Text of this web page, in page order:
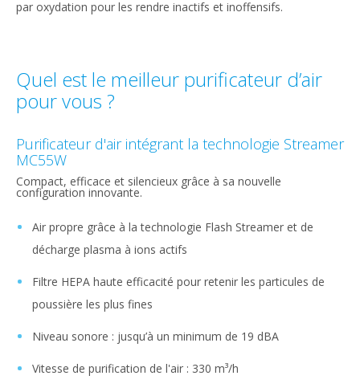
par oxydation pour les rendre inactifs et inoffensifs.
Quel est le meilleur purificateur d’air
pour vous ?
Purificateur d'air intégrant la technologie Streamer
MC55W
Compact, efficace et silencieux grâce à sa nouvelle
configuration innovante.
Air propre grâce à la technologie Flash Streamer et de
décharge plasma à ions actifs
Filtre HEPA haute efficacité pour retenir les particules de
poussière les plus fines
Niveau sonore : jusqu’à un minimum de 19 dBA
Vitesse de purification de l'air : 330 m³/h